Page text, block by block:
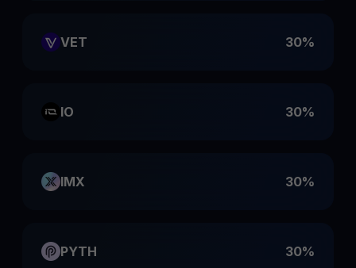
VET 30%
IO 30%
IMX 30%
PYTH 30%